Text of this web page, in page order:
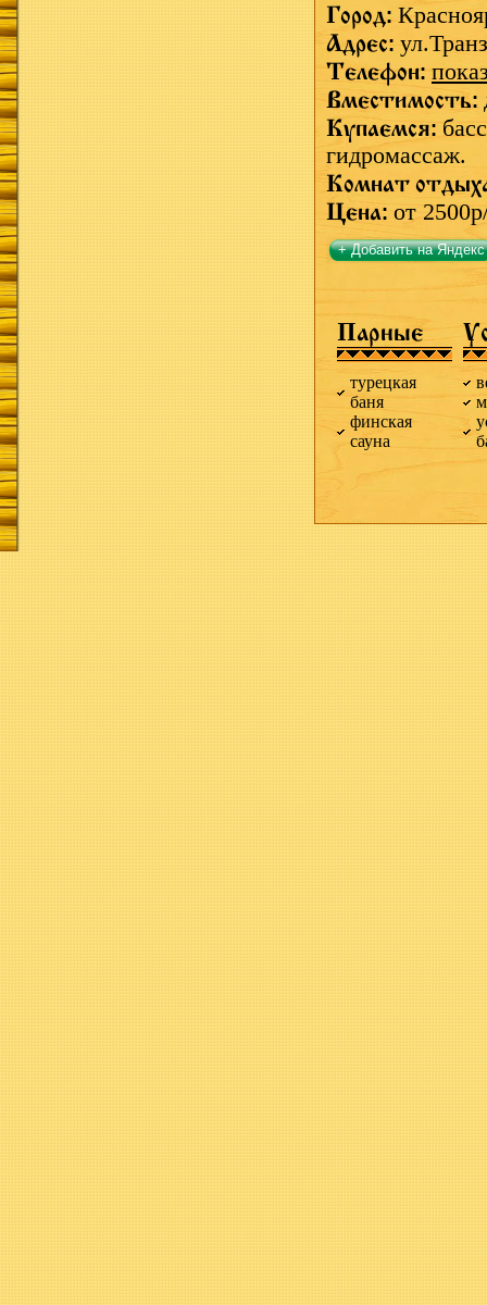
Город:
Адрес:
Телефон:
Вместимость:
Купаемся:
гидромассаж.
Комнат
Цена: от
+ Добавить на Яндекс
Парные
турецкая
баня
финская
сауна